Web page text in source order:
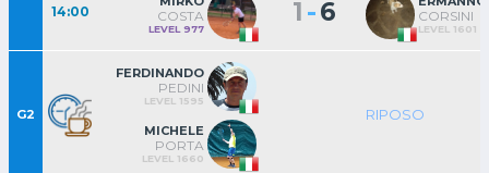
14:00 COSTA
LEVEL 977
1 -6 CORSINI
LEVEL 1601
G2
FERDINANDO
PEDINI
LEVEL 1595
MICHELE
PORTA
LEVEL 1660
RIPOSO